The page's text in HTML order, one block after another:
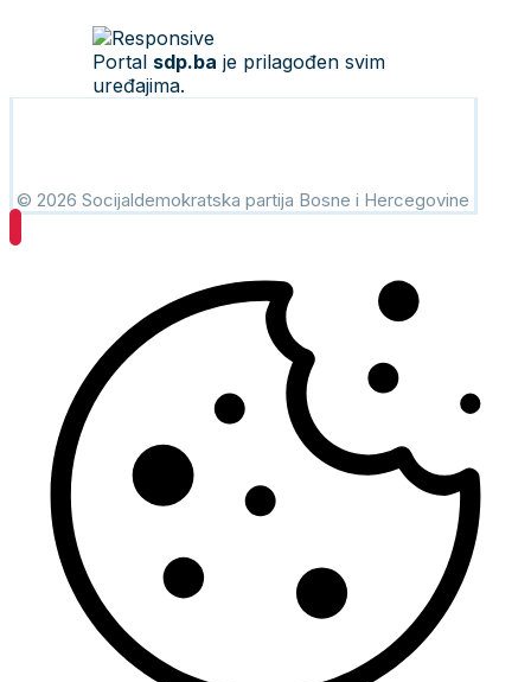
Portal sdp.ba je prilagođen svim
uređajima.
© 2026 Socijaldemokratska partija Bosne i Hercegovine